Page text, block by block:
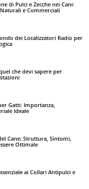
di Pulci e Zecche nei Cani:
e Commerciali
dei Localizzatori Radio per
che devi sapere per
Gatti: Importanza,
Ideale
Cane: Struttura, Sintomi,
Ottimale
ai Collari Antipulci e